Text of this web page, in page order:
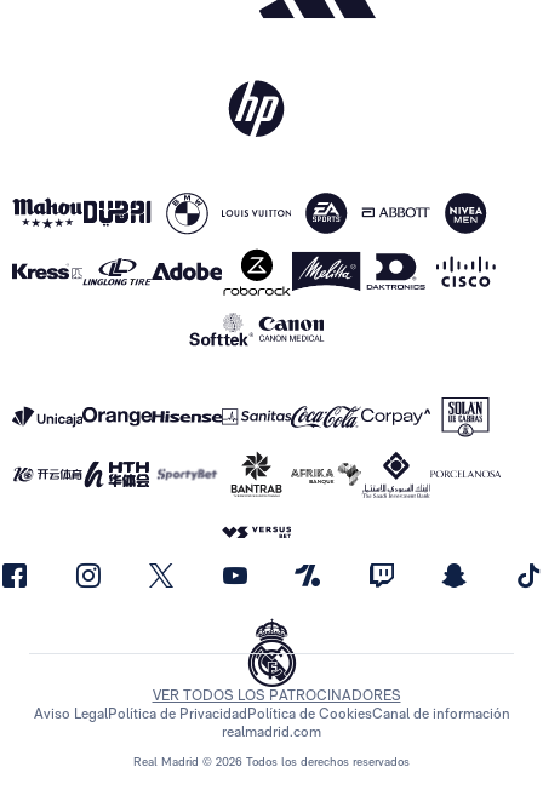
Real Madrid © 2026 Todos los derechos reservados
VER TODOS LOS PATROCINADORES
Aviso LegalPolítica de Privacidad Política de CookiesCanal de información
realmadrid.com